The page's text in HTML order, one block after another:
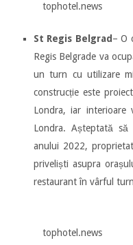
tophotel.news
St Regis Belgrad– O
Regis Belgrade va
un turn cu utilizare
construcție este
Londra, iar
Londra. Așteptată
anului 2022,
priveliști asupra
restaurant în vârful
tophotel.news